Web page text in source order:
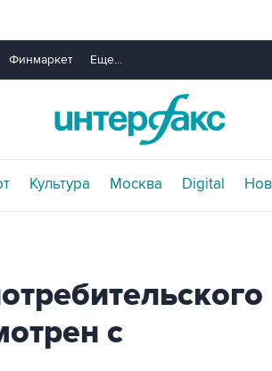
Финмаркет Еще...
Культура Москва Digital
с